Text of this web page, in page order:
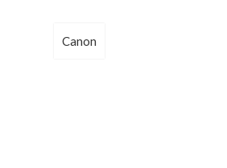
Canon